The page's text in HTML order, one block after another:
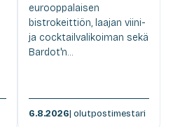
eurooppalaisen
bistrokeittiön, laajan viini-
ja cocktailvalikoiman sekä
Bardot'n...
6.8.2026| olutpostimestari